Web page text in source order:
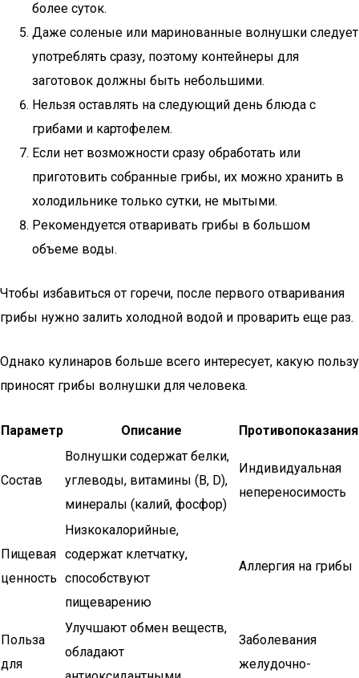
более суток.
Даже соленые или маринованные волнушки следует
употреблять сразу, поэтому контейнеры для
заготовок должны быть небольшими.
Нельзя оставлять на следующий день блюда с
грибами и картофелем.
Если нет возможности сразу обработать или
приготовить собранные грибы, их можно хранить в
холодильнике только сутки, не мытыми.
Рекомендуется отваривать грибы в большом
объеме воды.
Чтобы избавиться от горечи, после первого отваривания
грибы нужно залить холодной водой и проварить еще раз.
Однако кулинаров больше всего интересует, какую пользу
приносят грибы волнушки для человека.
Параметр Описание Противопоказания
Состав
Волнушки содержат белки,
углеводы, витамины (B, D),
минералы (калий, фосфор)
Индивидуальная
непереносимость
Пищевая
ценность
Низкокалорийные,
содержат клетчатку,
способствуют
пищеварению
Аллергия на грибы
Польза
для
Улучшают обмен веществ,
обладают
Заболевания
желудочно-